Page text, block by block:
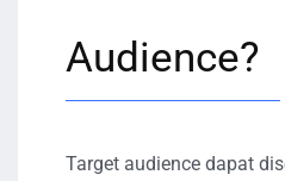
Audience?
Target audience dapat